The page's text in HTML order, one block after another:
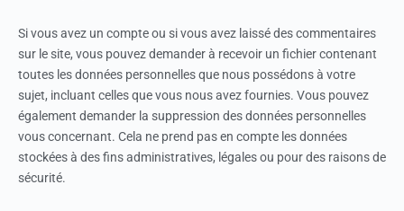
Si vous avez un compte ou si vous avez laissé des commentaires
sur le site, vous pouvez demander à recevoir un fichier contenant
toutes les données personnelles que nous possédons à votre
sujet, incluant celles que vous nous avez fournies. Vous pouvez
également demander la suppression des données personnelles
vous concernant. Cela ne prend pas en compte les données
stockées à des fins administratives, légales ou pour des raisons de
sécurité.